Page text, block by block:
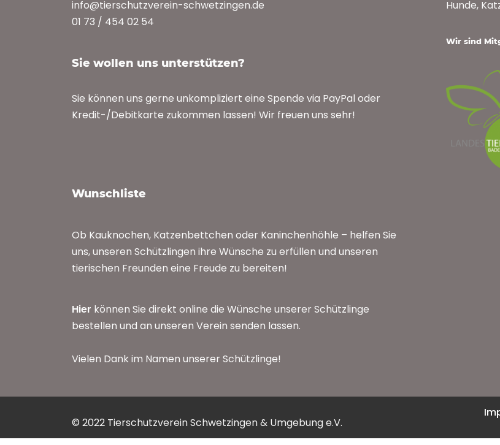
info@tierschutzverein-schwetzingen.de
01 73 / 454 02 54
Sie wollen uns unterstützen?
Sie können uns gerne unkompliziert eine Spende via PayPal oder
Kredit-/Debitkarte zukommen lassen! Wir freuen uns sehr!
Wunschliste
Ob Kauknochen, Katzenbettchen oder Kaninchenhöhle – helfen Sie
uns, unseren Schützlingen ihre Wünsche zu erfüllen und unseren
tierischen Freunden eine Freude zu bereiten!
Hier können Sie direkt online die Wünsche unserer Schützlinge
bestellen und an unseren Verein senden lassen.
Vielen Dank im Namen unserer Schützlinge!
Hunde,
Wir sind
© 2022 Tierschutzverein Schwetzingen & Umgebung e.V.